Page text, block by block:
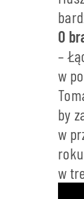
O
–
w
by
w
w